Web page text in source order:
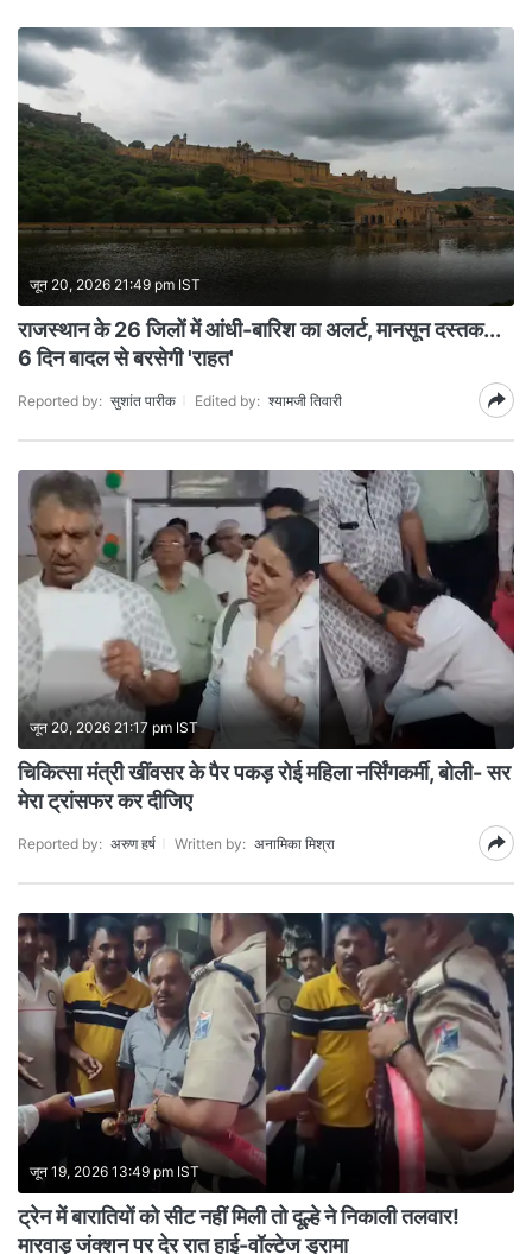
जून 20, 2026 21:49 pm IST
राजस्थान के 26 जिलों में आंधी-बारिश का अलर्ट, मानसून दस्तक...
6 दिन बादल से बरसेगी 'राहत'
Reported by: सुशांत पारीक Edited by: श्यामजी तिवारी
जून 20, 2026 21:17 pm IST
चिकित्सा मंत्री खींवसर के पैर पकड़ रोई महिला नर्सिंगकर्मी, बोली- सर
मेरा ट्रांसफर कर दीजिए
Reported by: अरुण हर्ष Written by: अनामिका मिश्रा
जून 19, 2026 13:49 pm IST
ट्रेन में बारातियों को सीट नहीं मिली तो दूल्हे ने निकाली तलवार!
मारवाड़ जंक्शन पर देर रात हाई-वॉल्टेज ड्रामा